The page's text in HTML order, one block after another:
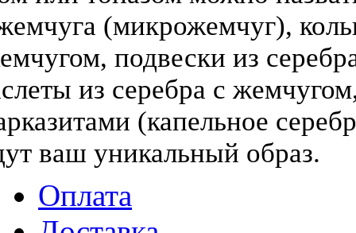
(микрожемчуг),
подвески из
из серебра с
(капельное
ваш уникальный образ.
Оплата